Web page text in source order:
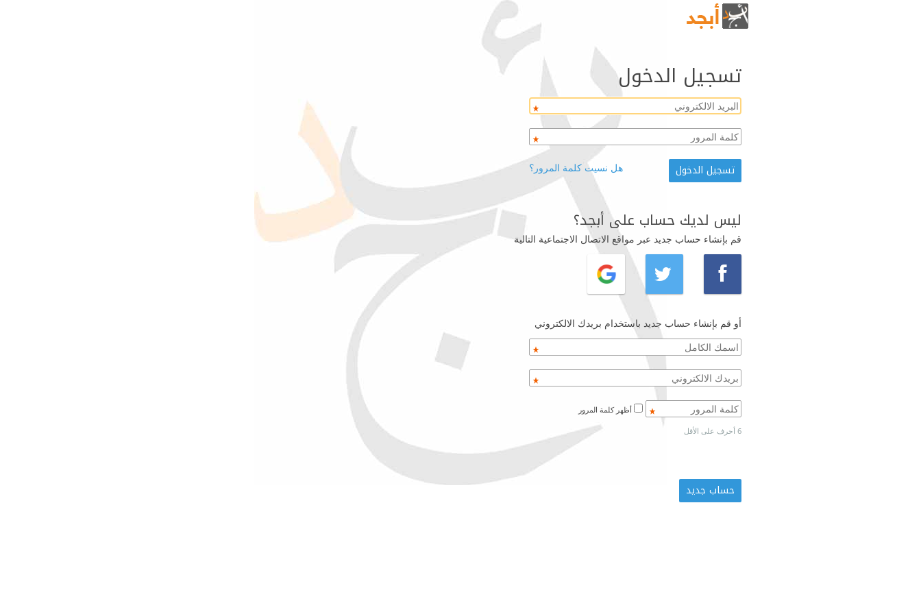
تسجيل الدخول
هل نسيت كلمة المرور؟
ليس لديك حساب على أبجد؟
قم بإنشاء حساب جديد عبر مواقع الاتصال الاجتماعية التالية
أو قم بإنشاء حساب جديد باستخدام بريدك الالكتروني
6 أحرف على الأقل